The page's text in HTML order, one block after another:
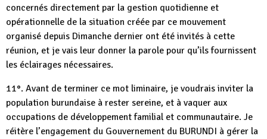
concernés directement par la gestion quotidienne et
opérationnelle de la situation créée par ce mouvement
organisé depuis Dimanche dernier ont été invités à cette
réunion, et je vais leur donner la parole pour qu’ils fournissent
les éclairages nécessaires.
11°. Avant de terminer ce mot liminaire, je voudrais inviter la
population burundaise à rester sereine, et à vaquer aux
occupations de développement familial et communautaire. Je
réitère l’engagement du Gouvernement du BURUNDI à gérer la